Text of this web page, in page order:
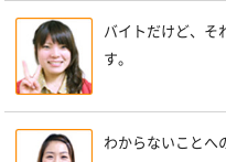
バイトだけど、そ
す。
わからないことへ